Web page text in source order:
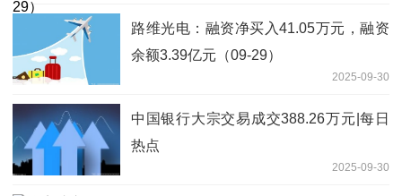
路维光电：融资净买入41.05万元，融资
余额3.39亿元（09-29）
2025-09-30
中国银行大宗交易成交388.26万元|每日
热点
2025-09-30